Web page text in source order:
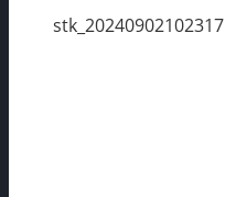
stk_20240902102317